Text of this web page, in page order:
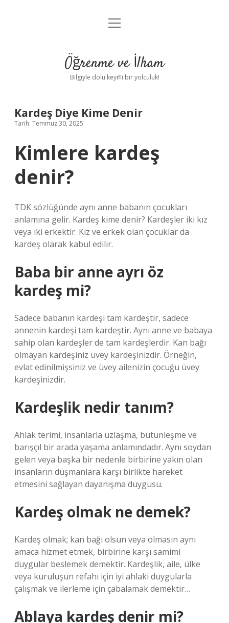
Anasayfa
Yasal Uyarı
menüyü
Öğrenme ve İlham
Bilgiyle dolu keyifli bir yolculuk!
Kardeş Diye Kime Denir
Tarih: Temmuz 30, 2025
Kimlere kardeş
denir?
TDK sözlüğünde aynı anne babanın çocukları
anlamına gelir. Kardeş kime denir? Kardeşler iki kız
veya iki erkektir. Kız ve erkek olan çocuklar da
kardeş olarak kabul edilir.
Baba bir anne ayrı öz
kardeş mi?
Sadece babanın kardeşi tam kardeştir, sadece
annenin kardeşi tam kardeştir. Aynı anne ve babaya
sahip olan kardeşler de tam kardeşlerdir. Kan bağı
olmayan kardeşiniz üvey kardeşinizdir. Örneğin,
evlat edinilmişsiniz ve üvey ailenizin çocuğu üvey
kardeşinizdir.
Kardeşlik nedir tanım?
Ahlak terimi, insanlarla uzlaşma, bütünleşme ve
barışçıl bir arada yaşama anlamındadır. Aynı soydan
gelen veya başka bir nedenle birbirine yakın olan
insanların düşmanlara karşı birlikte hareket
etmesini sağlayan dayanışma duygusu.
Kardeş olmak ne demek?
Kardeş olmak; kan bağı olsun veya olmasın aynı
amaca hizmet etmek, birbirine karşı samimi
duygular beslemek demektir. Kardeşlik, aile, ülke
veya kuruluşun refahı için iyi ahlaki duygularla
çalışmak ve ilerleme için çabalamak demektir…
Ablaya kardeş denir mi?